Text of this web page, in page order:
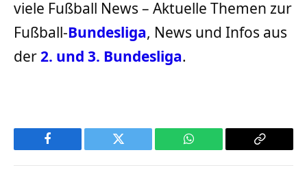
viele Fußball News – Aktuelle Themen zur
Fußball-Bundesliga, News und Infos aus
der2. und 3. Bundesliga.
Facebook Twitter WhatsApp
Copy